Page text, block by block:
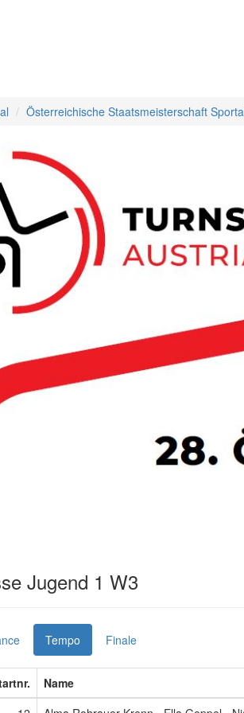
Österreichische Staatsmeisterschaft
Jugend 1 W3
Tempo Finale
Name